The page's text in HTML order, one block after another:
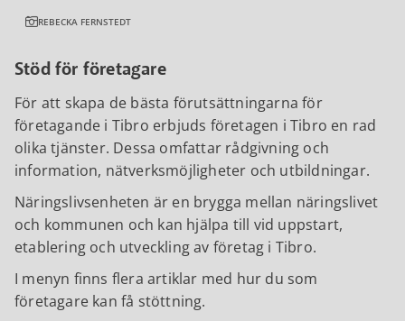
REBECKA FERNSTEDT
Stöd för företagare
För att skapa de bästa förutsättningarna för
företagande i Tibro erbjuds företagen i Tibro en rad
olika tjänster. Dessa omfattar rådgivning och
information, nätverksmöjligheter och utbildningar.
Näringslivsenheten är en brygga mellan näringslivet
och kommunen och kan hjälpa till vid uppstart,
etablering och utveckling av företag i Tibro.
I menyn finns flera artiklar med hur du som
företagare kan få stöttning.